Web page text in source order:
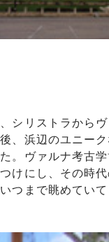
シリストラから
、浜辺のユニー
。ヴァルナ考古
けにし、その時
つまで眺めてい